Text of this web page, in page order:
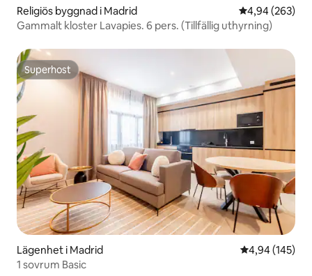
Religiös byggnad i Madrid 4,94 av 5 i
4,94 (263)
Gammalt kloster Lavapies. 6 pers. (Tillfällig uthyrning)
Superhost
Superhost
Lägenhet i Madrid 4,94 av 5 i
4,94 (145)
1 sovrum Basic